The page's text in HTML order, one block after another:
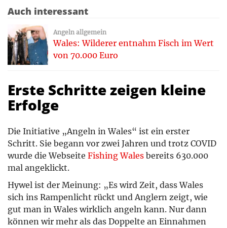
Auch interessant
Angeln allgemein
Wales: Wilderer entnahm Fisch im Wert
von 70.000 Euro
Erste Schritte zeigen kleine
Erfolge
Die Initiative „Angeln in Wales“ ist ein erster
Schritt. Sie begann vor zwei Jahren und trotz COVID
wurde die Webseite Fishing Wales bereits 630.000
mal angeklickt.
Hywel ist der Meinung: „Es wird Zeit, dass Wales
sich ins Rampenlicht rückt und Anglern zeigt, wie
gut man in Wales wirklich angeln kann. Nur dann
können wir mehr als das Doppelte an Einnahmen